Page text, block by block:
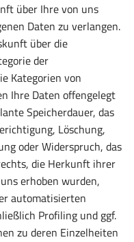
über Ihre von uns
Daten zu verlangen.
über die
der
Kategorien von
Ihre Daten offengelegt
Speicherdauer, das
Löschung,
oder Widerspruch, das
die Herkunft ihrer
erhoben wurden,
automatisierten
Profiling und ggf.
zu deren Einzelheiten